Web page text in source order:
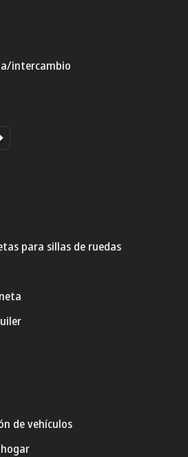
intercambio
para sillas de ruedas
de vehículos